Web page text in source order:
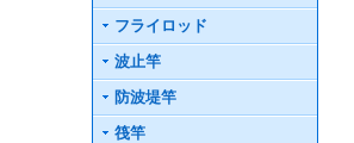
フライロッド
波止竿
防波堤竿
筏竿